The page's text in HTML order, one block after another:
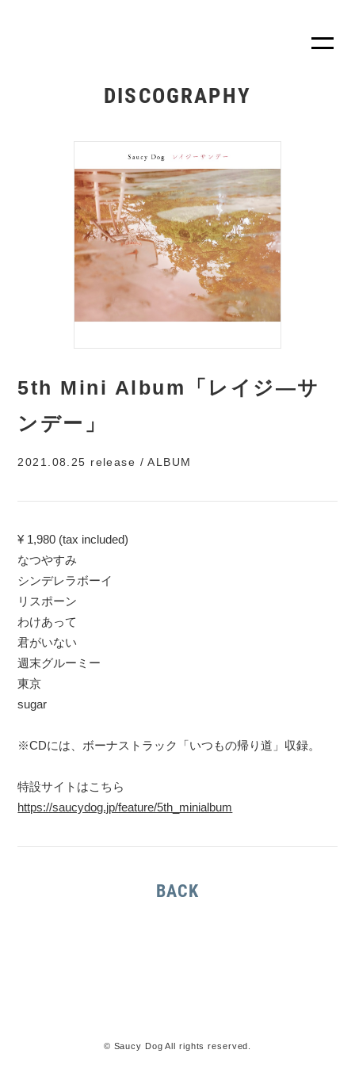
DISCOGRAPHY
5th Mini Album「レイジ―サ
ンデー」
2021.08.25 release / ALBUM
¥ 1,980 (tax included)
なつやすみ
シンデレラボーイ
リスポーン
わけあって
君がいない
週末グルーミー
東京
sugar
※CDには、ボーナストラック「いつもの帰り道」収録。
特設サイトはこちら
https://saucydog.jp/feature/5th_minialbum
BACK
© Saucy Dog All rights reserved.